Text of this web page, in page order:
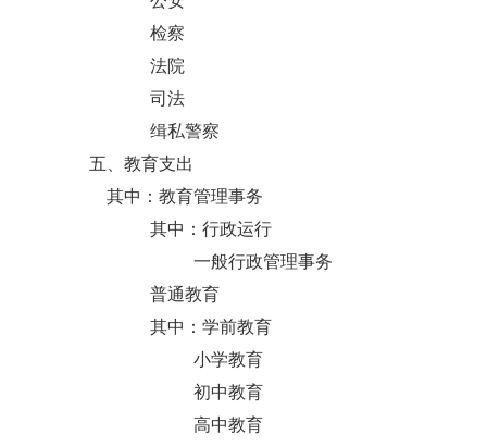
检察
法院
司法
缉私警察
五、教育支出
其中：教育管理事务
其中：行政运行
一般行政管理事务
普通教育
其中：学前教育
小学教育
初中教育
高中教育